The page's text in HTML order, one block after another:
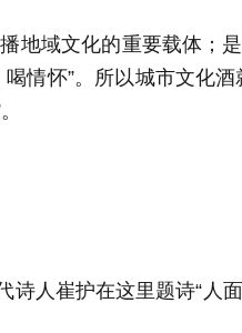
地域文化的重要载体；
情怀”。所以城市文化酒
诗人崔护在这里题诗“ 人